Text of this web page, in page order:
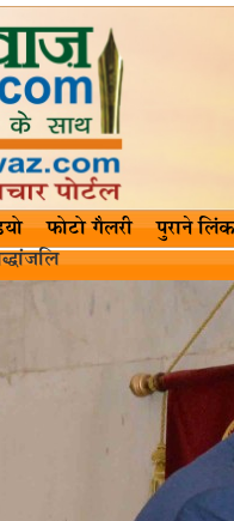
फोटो गैलरी पुराने लिंक